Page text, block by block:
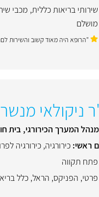
שירותי בריאות כללית, מכבי
מושלם
"הרופא היה מאוד קשוב והשירות
ניקולאי
המערך הכירורגי, בית
ראשי: כירורגיה, כירורגיה
פתח תקווה
פרטי, הפניקס, הראל, כלל